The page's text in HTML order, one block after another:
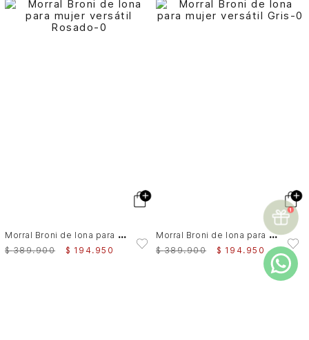
M
orral Broni de lona para mujer versátil
$ 389.900 $ 194. 950
M
orral Broni de lona para mujer versátil
$ 389.900 $ 194. 950